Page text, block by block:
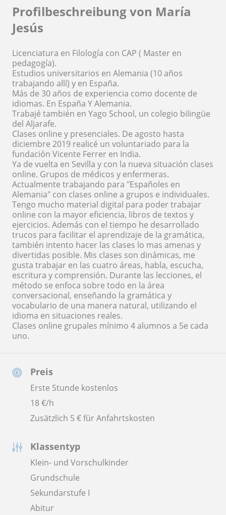
Preis
Erste Stunde kostenlos
18€/h
Zusätzlich 5 € für Anfahrtskosten
Klassentyp
Klein- und Vorschulkinder
Grundschule
Sekundarstufe I
Abitur
Profilbeschreibung von María
Jesús
Licenciatura en Filología con CAP ( Master en
pedagogía).
Estudios universitarios en Alemania (10 años
trabajando allí) y en España.
Más de 30 años de experiencia como docente de
idiomas. En España Y Alemania.
Trabajé también en Yago School, un colegio bilingüe
del Aljarafe.
Clases online y presenciales. De agosto hasta
diciembre 2019 realicé un voluntariado para la
fundación Vicente Ferrer en India.
Ya de vuelta en Sevilla y con la nueva situación clases
online. Grupos de médicos y enfermeras.
Actualmente trabajando para "Españoles en
Alemania" con clases online a grupos e individuales.
Tengo mucho material digital para poder trabajar
online con la mayor eficiencia, libros de textos y
ejercicios. Además con el tiempo he desarrollado
trucos para facilitar el aprendizaje de la gramática,
también intento hacer las clases lo mas amenas y
divertidas posible. Mis clases son dinámicas, me
gusta trabajar en las cuatro áreas, habla, escucha,
escritura y comprensión. Durante las lecciones, el
método se enfoca sobre todo en la área
conversacional, enseñando la gramática y
vocabulario de una manera natural, utilizando el
idioma en situaciones reales.
Clases online grupales mínimo 4 alumnos a 5e cada
uno.